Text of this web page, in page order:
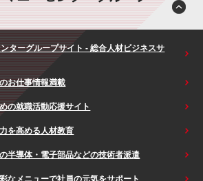
ターグループサイト - 総合人材ビジネスサ
お仕事情報満載
の就職活動応援サイト
を高める人材教育
半導体・電子部品などの技術者派遣
なメニューで社員の元気をサポート